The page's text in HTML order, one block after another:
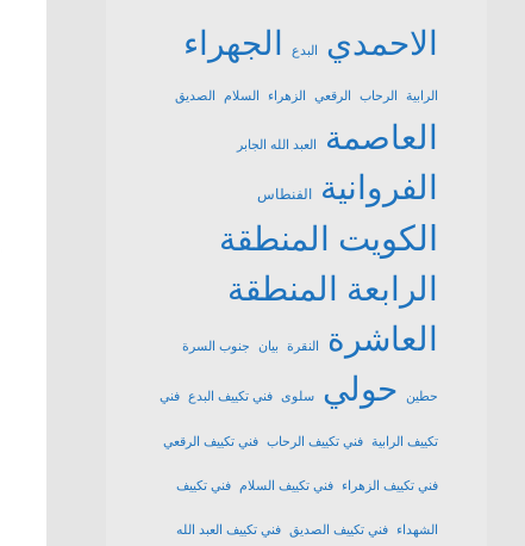
الاحمدي البدع الجهراء
الرابية الرحاب الرقعي الزهراء السلام الصديق
العاصمة العبد الله الجابر
الفروانية الفنطاس
الكويت المنطقة
الرابعة المنطقة
العاشرة
النقرة بيان جنوب السرة
حطين حولي سلوى فني تكييف البدع فني
تكييف الرابية فني تكييف الرحاب فني تكييف الرقعي
فني تكييف الزهراء فني تكييف السلام فني تكييف
الشهداء فني تكييف الصديق فني تكييف العبد الله